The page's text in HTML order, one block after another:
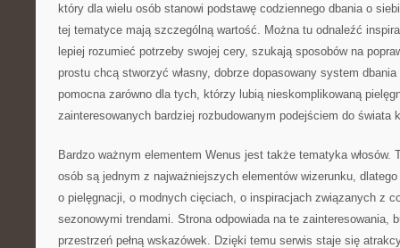
który dla wielu osób stanowi podstawę codziennego dbania o
tej tematyce mają szczególną wartość. Można tu odnaleźć
lepiej rozumieć potrzeby swojej cery, szukają sposobów na
prostu chcą stworzyć własny, dobrze dopasowany system
pomocna zarówno dla tych, którzy lubią nieskomplikowaną
zainteresowanych bardziej rozbudowanym podejściem do świata
Bardzo ważnym elementem Wenus jest także tematyka włosów.
osób są jednym z najważniejszych elementów wizerunku,
o pielęgnacji, o modnych cięciach, o inspiracjach związanych z
sezonowymi trendami. Strona odpowiada na te zainteresowania,
przestrzeń pełną wskazówek. Dzięki temu serwis staje się